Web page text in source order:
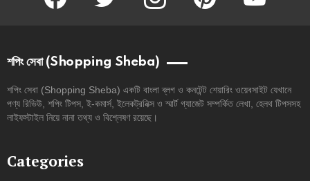
শপিং সেবা (Shopping Sheba)
শপিং সেবা (Shopping Sheba) একটি বাংলা ব্লগ ও কনটেন্ট শেয়ারিং ওয়েবসাইট যেখানে
পণ্য রিভিউ, শপিং টিপস, ই-কমার্স, ইলেকট্রনিক্স ও স্মার্ট গ্যাজেট সম্পর্কিত লেখা, হেলথ টিপসসহ
লাইফস্টাইল নিয়ে নানা তথ্য ও বিশ্লেষণ রয়েছে।
Categories